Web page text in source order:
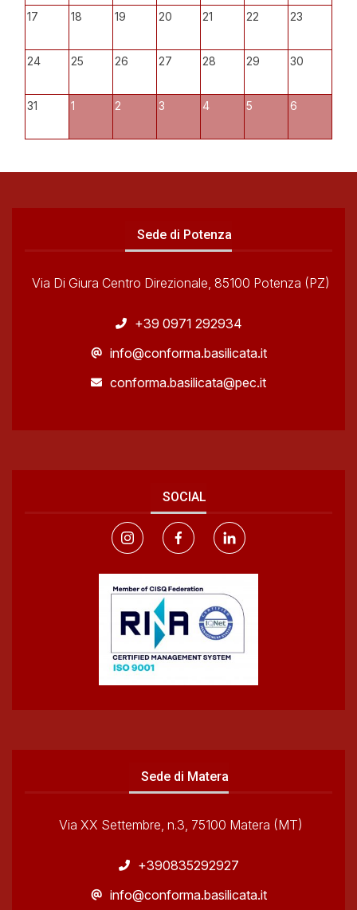
17 18 19 20 21 22 23
24 25 26 27 28 29 30
31 1 2 3 4 5 6
Sede di Potenza
Via Di Giura Centro Direzionale, 85100 Potenza (PZ)
+39 0971 292934
info@conforma.basilicata.it
conforma.basilicata@pec.it
SOCIAL
Sede di Matera
Via XX Settembre, n.3, 75100 Matera (MT)
+390835292927
info@conforma.basilicata.it